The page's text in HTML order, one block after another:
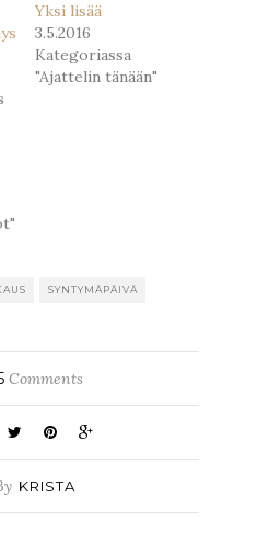
Yksi lisää
3.5.2016
Kategoriassa
"Ajattelin tänään"
SYNTYMÄPÄIVÄ
Comments
KRISTA